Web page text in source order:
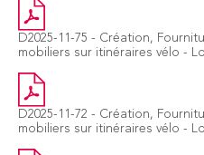
D2025-11-75 - Création,
mobiliers sur itinéraires vélo -
D2025-11-72 - Création,
mobiliers sur itinéraires vélo -